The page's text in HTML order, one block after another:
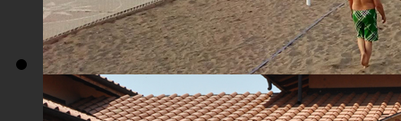
Плажа "Топољар" - Терени на песку